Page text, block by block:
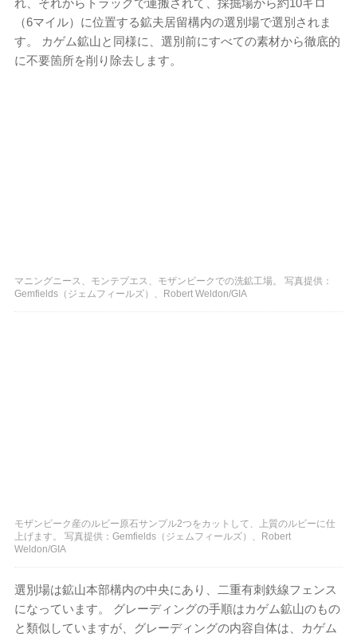
（6マイル）に位置する鉱夫居留構内の選別場で選別されま
す。 カゲム鉱山と同様に、選別前にすべての素材から徹底的
に不要箇所を削り除去します。
マニングニース、モンテプエス、モザンビークでの洗鉱工場。 写真提供：
Gemfields（ジェムフィールズ）、Robert Weldon/GIA
モザンビーク産のルビー原石サンプル2つをカットして、上質のルビーに仕
上げます。 写真提供：Gemfields（ジェムフィールズ）、Robert
Weldon/GIA
選別場は鉱山本部構内の中央にあり、二重有刺鉄線フェンス
になっています。 グレーディングの手順はカゲム鉱山のもの
と類似していますが、グレーディングの内容自体は、カゲム